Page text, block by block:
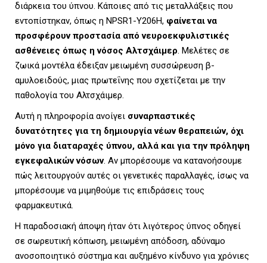
διάρκεια του ύπνου. Κάποιες από τις μεταλλάξεις που
εντοπίστηκαν, όπως η NPSR1-Y206H, φαίνεται να
προσφέρουν προστασία από νευροεκφυλιστικές
ασθένειες όπως η νόσος Αλτσχάιμερ. Μελέτες σε
ζωικά μοντέλα έδειξαν μειωμένη συσσώρευση β-
αμυλοειδούς, μιας πρωτεΐνης που σχετίζεται με την
παθολογία του Αλτσχάιμερ.
Αυτή η πληροφορία ανοίγει συναρπαστικές
δυνατότητες για τη δημιουργία νέων θεραπειών, όχι
μόνο για διαταραχές ύπνου, αλλά και για την πρόληψη
εγκεφαλικών νόσων. Αν μπορέσουμε να κατανοήσουμε
πώς λειτουργούν αυτές οι γενετικές παραλλαγές, ίσως να
μπορέσουμε να μιμηθούμε τις επιδράσεις τους
φαρμακευτικά.
Η παραδοσιακή άποψη ήταν ότι λιγότερος ύπνος οδηγεί
σε σωρευτική κόπωση, μειωμένη απόδοση, αδύναμο
ανοσοποιητικό σύστημα και αυξημένο κίνδυνο για χρόνιες